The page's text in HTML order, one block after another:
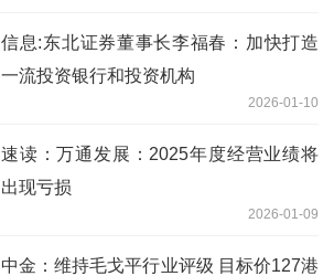
信息:东北证券董事长李福春：加快打造
一流投资银行和投资机构
2026-01-10
速读：万通发展：2025年度经营业绩将
出现亏损
2026-01-09
中金：维持毛戈平行业评级 目标价127港